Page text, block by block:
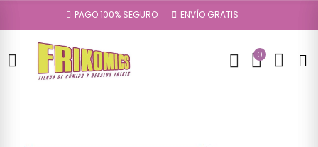
PAGO 100% SEGURO ENVÍO GRATIS
0